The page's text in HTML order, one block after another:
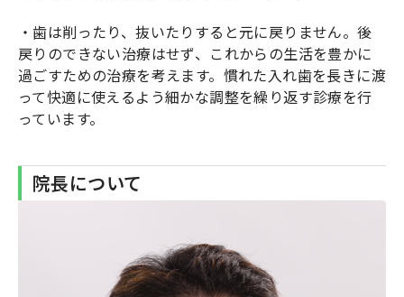
・歯は削ったり、抜いたりすると元に戻りません。後
戻りのできない治療はせず、これからの生活を豊かに
過ごすための治療を考えます。慣れた入れ歯を長きに渡
って快適に使えるよう細かな調整を繰り返す診療を行
っています。
院長について